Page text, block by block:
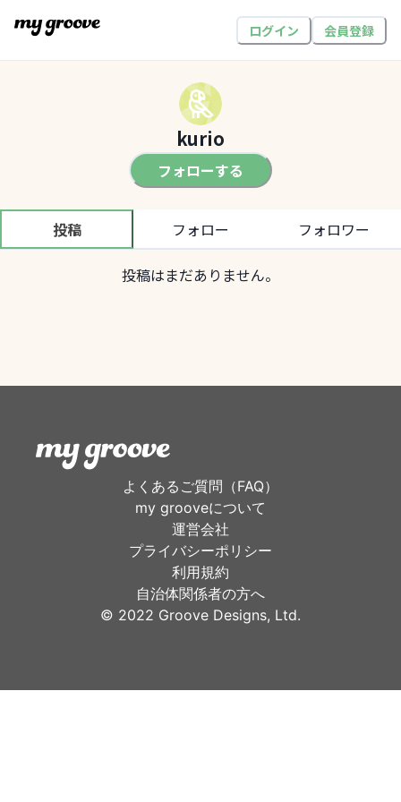
ログイン 会員登録
kurio
フォローする
投稿 フォロー フォロワー
投稿はまだありません。
よくあるご質問（FAQ）
my grooveについて
運営会社
プライバシーポリシー
利用規約
自治体関係者の方へ
©︎ 2022 Groove Designs, Ltd.